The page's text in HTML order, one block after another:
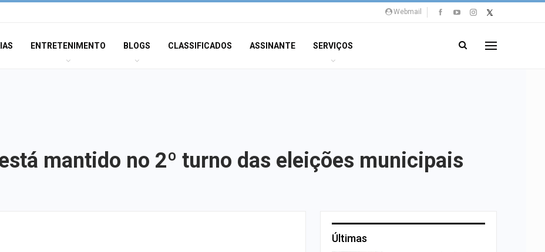
Webmail
ENTRETENIMENTO BLOGS CLASSIFICADOS ASSINANTE SERVIÇOS
mantido no 2º turno das eleições municipais
Últimas